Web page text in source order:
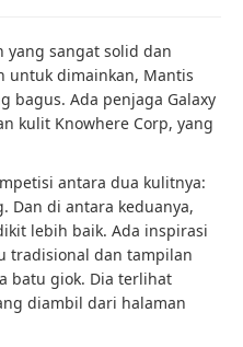
yang sangat solid dan
untuk dimainkan, Mantis
bagus. Ada penjaga Galaxy
kulit Knowhere Corp, yang
antara dua kulitnya:
Dan di antara keduanya,
lebih baik. Ada inspirasi
tradisional dan tampilan
batu giok. Dia terlihat
diambil dari halaman